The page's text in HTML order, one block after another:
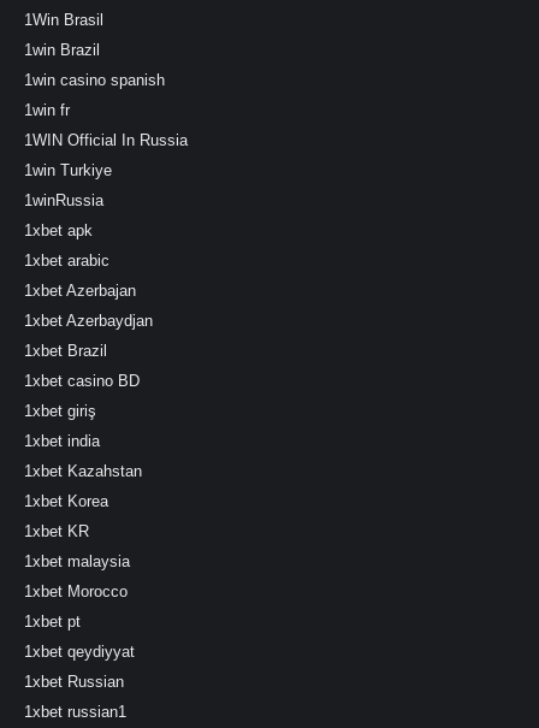
1Win Brasil
1win Brazil
1win casino spanish
1win fr
1WIN Official In Russia
1win Turkiye
1winRussia
1xbet apk
1xbet arabic
1xbet Azerbajan
1xbet Azerbaydjan
1xbet Brazil
1xbet casino BD
1xbet giriş
1xbet india
1xbet Kazahstan
1xbet Korea
1xbet KR
1xbet malaysia
1xbet Morocco
1xbet pt
1xbet qeydiyyat
1xbet Russian
1xbet russian1